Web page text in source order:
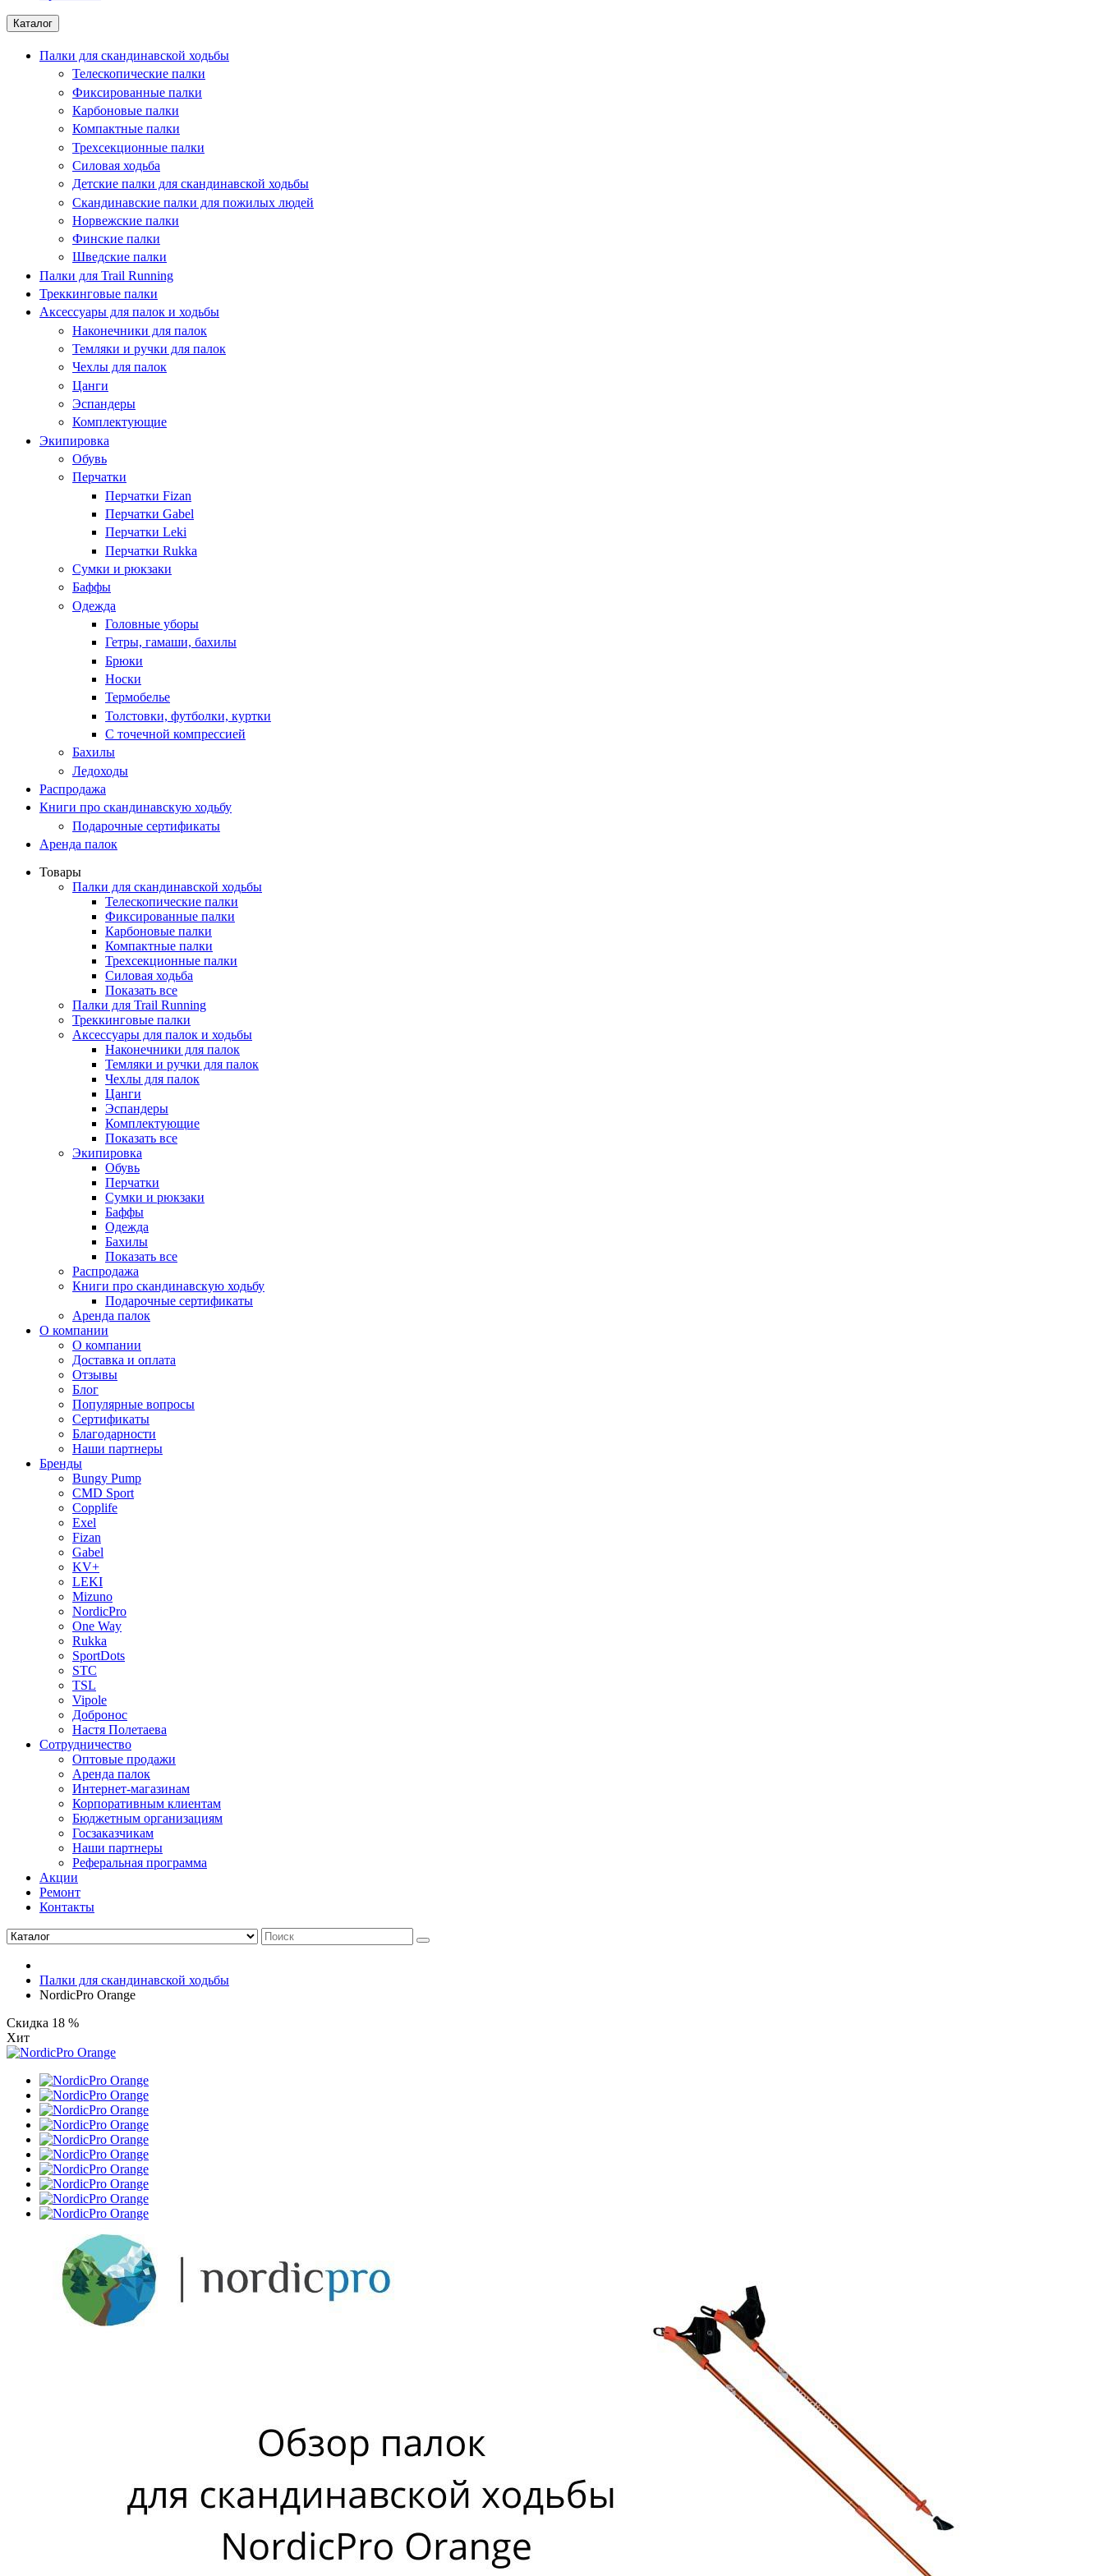
Каталог
Палки для скандинавской ходьбы
Телескопические палки
Фиксированные палки
Карбоновые палки
Компактные палки
Трехсекционные палки
Силовая ходьба
Детские палки для скандинавской ходьбы
Скандинавские палки для пожилых людей
Норвежские палки
Финские палки
Шведские палки
Палки для Trail Running
Треккинговые палки
Аксессуары для палок и ходьбы
Наконечники для палок
Темляки и ручки для палок
Чехлы для палок
Цанги
Эспандеры
Комплектующие
Экипировка
Обувь
Перчатки
Перчатки Fizan
Перчатки Gabel
Перчатки Leki
Перчатки Rukka
Сумки и рюкзаки
Баффы
Одежда
Головные уборы
Гетры, гамаши, бахилы
Брюки
Носки
Термобелье
Толстовки, футболки, куртки
С точечной компрессией
Бахилы
Ледоходы
Распродажа
Книги про скандинавскую ходьбу
Подарочные сертификаты
Аренда палок
Товары
Палки для скандинавской ходьбы
Телескопические палки
Фиксированные палки
Карбоновые палки
Компактные палки
Трехсекционные палки
Силовая ходьба
Показать все
Палки для Trail Running
Треккинговые палки
Аксессуары для палок и ходьбы
Наконечники для палок
Темляки и ручки для палок
Чехлы для палок
Цанги
Эспандеры
Комплектующие
Показать все
Экипировка
Обувь
Перчатки
Сумки и рюкзаки
Баффы
Одежда
Бахилы
Показать все
Распродажа
Книги про скандинавскую ходьбу
Подарочные сертификаты
Аренда палок
О компании
О компании
Доставка и оплата
Отзывы
Блог
Популярные вопросы
Сертификаты
Благодарности
Наши партнеры
Бренды
Bungy Pump
CMD Sport
Copplife
Exel
Fizan
Gabel
KV+
LEKI
Mizuno
NordicPro
One Way
Rukka
SportDots
STC
TSL
Vipole
Добронос
Настя Полетаева
Сотрудничество
Оптовые продажи
Аренда палок
Интернет-магазинам
Корпоративным клиентам
Бюджетным организациям
Госзаказчикам
Наши партнеры
Реферальная программа
Акции
Ремонт
Контакты
Палки для скандинавской ходьбы
NordicPro Orange
Скидка 18 %
Хит